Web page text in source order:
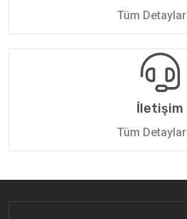
Tüm Detaylar
İletişim
Tüm Detaylar